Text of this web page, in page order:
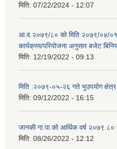
मिति: 07/22/2024 - 12:07
आ.व.२०७९/८० को मिति २०७९/०४/
कार्यक्रम/परियोजना अनुसार बजेट
मिति: 12/19/2022 - 09:13
मिति :२०७९-०५-२६ गते भुउपयोग क्षेत्र
मिति: 09/12/2022 - 16:15
जानकी गा.पा.को आर्थिक वर्ष २०७९.८०
मिति: 08/26/2022 - 12:12